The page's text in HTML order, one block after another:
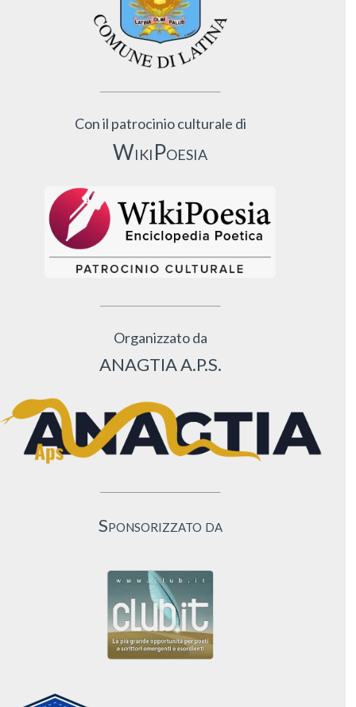
Con il patrocinio culturale di
WikiPoesia
Organizzato da
ANAGTIA A.P.S.
Sponsorizzato da